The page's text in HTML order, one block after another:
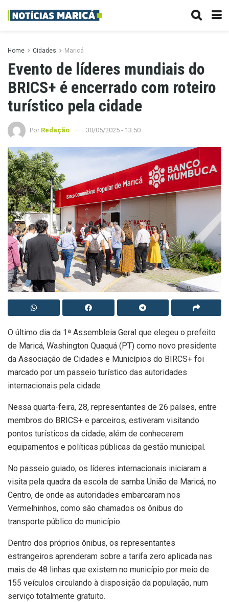
Home Cidades Maricá
Evento de líderes mundiais do
BRICS+ é encerrado com roteiro
turístico pela cidade
Por Redação 30/05/2025 - 13:50
O último dia da 1ª Assembleia Geral que elegeu o prefeito
de Maricá, Washington Quaquá (PT) como novo presidente
da Associação de Cidades e Municípios do BIRCS+ foi
marcado por um passeio turístico das autoridades
internacionais pela cidade
Nessa quarta-feira, 28, representantes de 26 países, entre
membros do BRICS+ e parceiros, estiveram visitando
pontos turísticos da cidade, além de conhecerem
equipamentos e políticas públicas da gestão municipal.
No passeio guiado, os líderes internacionais iniciaram a
visita pela quadra da escola de samba União de Maricá, no
Centro, de onde as autoridades embarcaram nos
Vermelhinhos, como são chamados os ônibus do
transporte público do município.
Dentro dos próprios ônibus, os representantes
estrangeiros aprenderam sobre a tarifa zero aplicada nas
mais de 48 linhas que existem no município por meio de
155 veículos circulando à disposição da população, num
serviço totalmente gratuito.